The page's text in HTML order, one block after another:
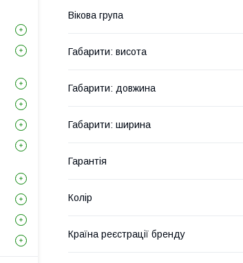
Вікова група
Габарити: висота
Габарити: довжина
Габарити: ширина
Гарантія
Колір
Країна реєстрації бренду